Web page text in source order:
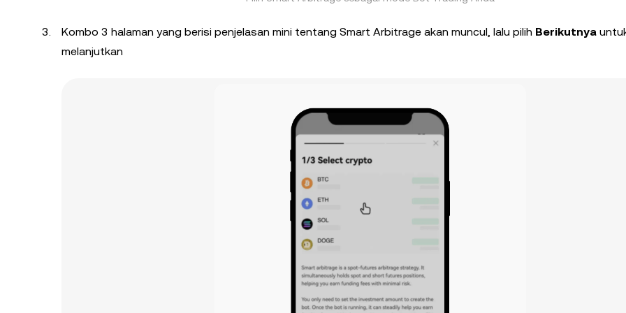
Kombo 3 halaman yang berisi penjelasan mini tentang Smart Arbitrage akan muncul, lalu pilih Berikutnya
melanjutkan